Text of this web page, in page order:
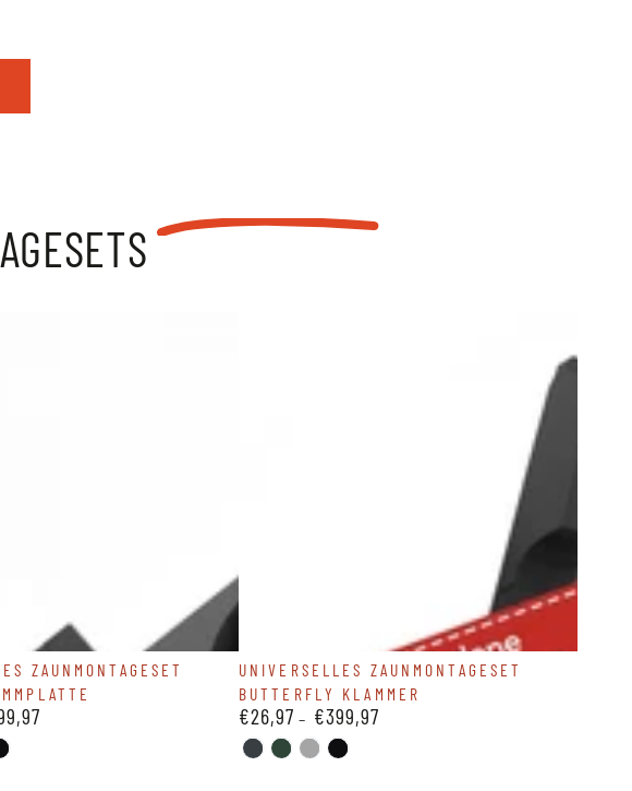
ZAUNMONTAGESET
Universelles
Zaunmontageset
Butterfly
Klammer
UNIVERSELLES ZAUNMONTAGESET
BUTTERFLY KLAMMER
Regulärer
Preis
€26,97 €399,97
ANTHRAZIT-
GRUEN-
SILBER-SCHWARZ-